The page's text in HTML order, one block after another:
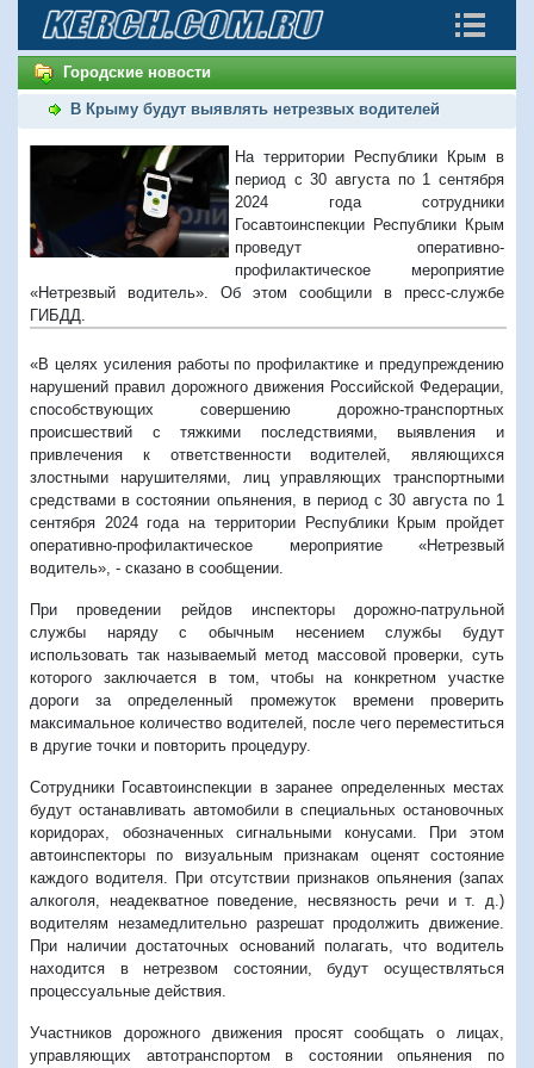
Городские новости
В Крыму будут выявлять нетрезвых водителей
На территории Республики Крым в
период с 30 августа по 1 сентября
2024 года сотрудники
Госавтоинспекции Республики Крым
проведут оперативно-
профилактическое мероприятие
«Нетрезвый водитель». Об этом сообщили в пресс-службе
ГИБДД.
«В целях усиления работы по профилактике и предупреждению
нарушений правил дорожного движения Российской Федерации,
способствующих совершению дорожно-транспортных
происшествий с тяжкими последствиями, выявления и
привлечения к ответственности водителей, являющихся
злостными нарушителями, лиц управляющих транспортными
средствами в состоянии опьянения, в период с 30 августа по 1
сентября 2024 года на территории Республики Крым пройдет
оперативно-профилактическое мероприятие «Нетрезвый
водитель», - сказано в сообщении.
При проведении рейдов инспекторы дорожно-патрульной
службы наряду с обычным несением службы будут
использовать так называемый метод массовой проверки, суть
которого заключается в том, чтобы на конкретном участке
дороги за определенный промежуток времени проверить
максимальное количество водителей, после чего переместиться
в другие точки и повторить процедуру.
Сотрудники Госавтоинспекции в заранее определенных местах
будут останавливать автомобили в специальных остановочных
коридорах, обозначенных сигнальными конусами. При этом
автоинспекторы по визуальным признакам оценят состояние
каждого водителя. При отсутствии признаков опьянения (запах
алкоголя, неадекватное поведение, несвязность речи и т. д.)
водителям незамедлительно разрешат продолжить движение.
При наличии достаточных оснований полагать, что водитель
находится в нетрезвом состоянии, будут осуществляться
процессуальные действия.
Участников дорожного движения просятсообщать о лицах,
управляющих автотранспортом в состоянии опьянения по